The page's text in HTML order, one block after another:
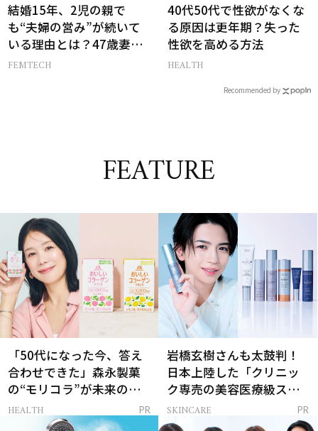
結婚15年、2児の親で
も“夫婦の営み”が続いて
いる理由とは？47歳妻が
実践する【レスにならな
FEMTECH
40代50代で性欲がなくな
る原因は更年期？失った
性欲を高める方法
HEALTH
Recommended by
FEATURE
「50代になった今、答え
合わせできた」森永製菓
の“モリコラ”が未来のキ
レイを連れてくる！
HEALTH PR
岩橋玄樹さんも太鼓判！
日本上陸した「クリニッ
ク専売の美容医療級スキ
ンケア」
SKINCARE PR